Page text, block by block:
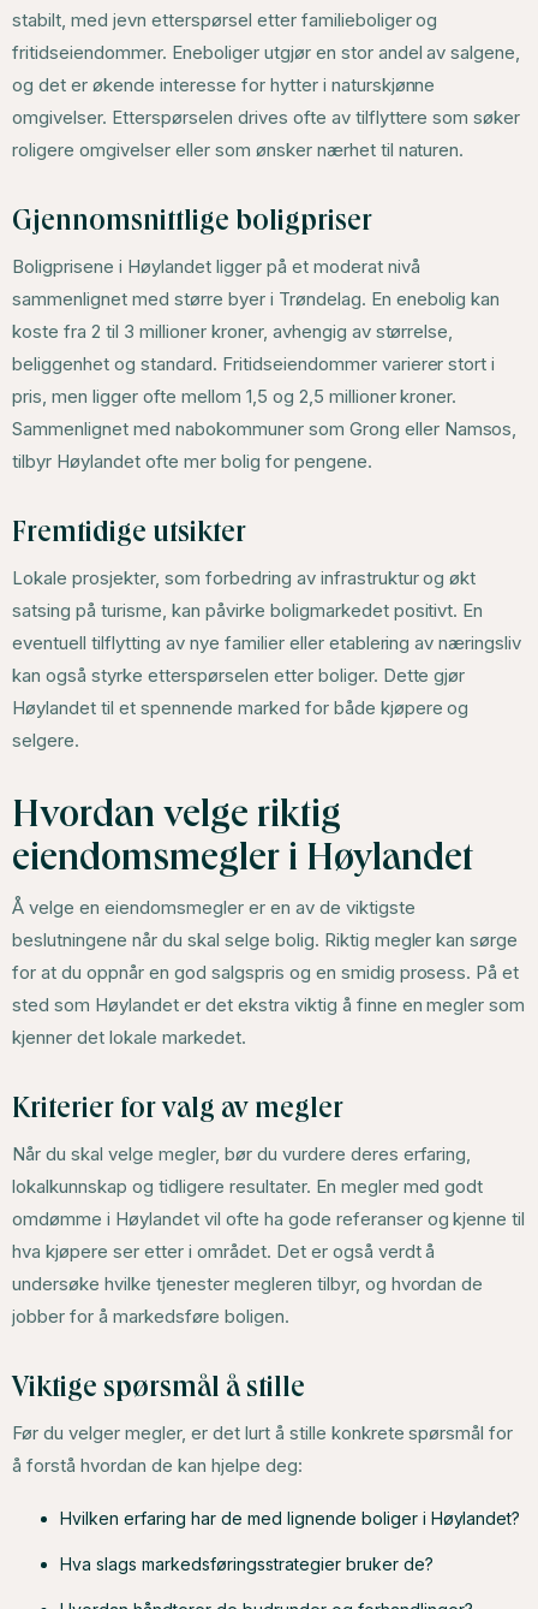
stabilt, med jevn etterspørsel etter familieboliger og
fritidseiendommer. Eneboliger utgjør en stor andel av salgene,
og det er økende interesse for hytter i naturskjønne
omgivelser. Etterspørselen drives ofte av tilflyttere som søker
roligere omgivelser eller som ønsker nærhet til naturen.
Gjennomsnittlige boligpriser
Boligprisene i Høylandet ligger på et moderat nivå
sammenlignet med større byer i Trøndelag. En enebolig kan
koste fra 2 til 3 millioner kroner, avhengig av størrelse,
beliggenhet og standard. Fritidseiendommer varierer stort i
pris, men ligger ofte mellom 1,5 og 2,5 millioner kroner.
Sammenlignet med nabokommuner som Grong eller Namsos,
tilbyr Høylandet ofte mer bolig for pengene.
Fremtidige utsikter
Lokale prosjekter, som forbedring av infrastruktur og økt
satsing på turisme, kan påvirke boligmarkedet positivt. En
eventuell tilflytting av nye familier eller etablering av næringsliv
kan også styrke etterspørselen etter boliger. Dette gjør
Høylandet til et spennende marked for både kjøpere og
selgere.
Hvordan velge riktig
eiendomsmegler i Høylandet
Å velge en eiendomsmegler er en av de viktigste
beslutningene når du skal selge bolig. Riktig megler kan sørge
for at du oppnår en god salgspris og en smidig prosess. På et
sted som Høylandet er det ekstra viktig å finne en megler som
kjenner det lokale markedet.
Kriterier for valg av megler
Når du skal velge megler, bør du vurdere deres erfaring,
lokalkunnskap og tidligere resultater. En megler med godt
omdømme i Høylandet vil ofte ha gode referanser og kjenne til
hva kjøpere ser etter i området. Det er også verdt å
undersøke hvilke tjenester megleren tilbyr, og hvordan de
jobber for å markedsføre boligen.
Viktige spørsmål å stille
Før du velger megler, er det lurt å stille konkrete spørsmål for
å forstå hvordan de kan hjelpe deg:
Hvilken erfaring har de med lignende boliger i Høylandet?
Hva slags markedsføringsstrategier bruker de?